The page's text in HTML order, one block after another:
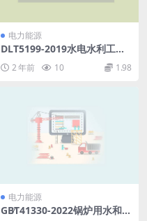
电力能源
DLT5199-2019水电水利工程
混凝土防渗墙施工规范.pdf
2 年前 10 1.98
电力能源
GB∕T41330-2022锅炉用水和冷